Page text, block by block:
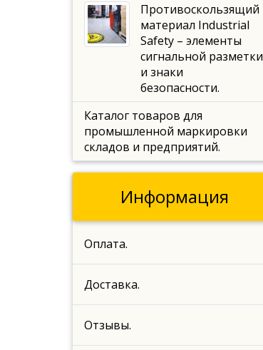
Противоскользящий
материал Industrial
Safety – элементы
сигнальной разметки
и знаки
безопасности.
Каталог товаров для
промышленной маркировки
складов и предприятий.
Информация
Оплата.
Доставка.
Отзывы.